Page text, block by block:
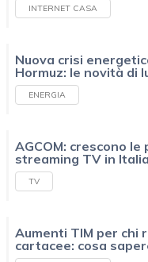
INTERNET CASA
Nuova crisi
Hormuz: le novità di
ENERGIA
AGCOM: crescono
streaming TV in Italia
TV
Aumenti TIM per chi
cartacee: cosa